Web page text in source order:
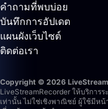
คำถามที่พบบ่อย
บันทึกการอัปเดต
แผนผังเว็บไซต์
ติดต่อเรา
Copyright © 2026
LiveStreamRecorder ให้บริการ
เท่านั้น ไม่ใช่เชิงพาณิชย์ ผู้ใช้มีห